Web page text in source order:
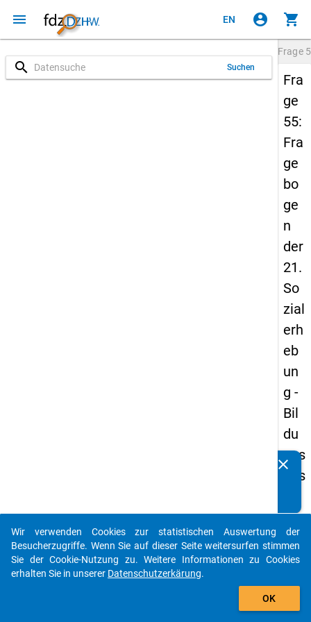
menu EN account_circle shopping_cart
search Suchen
Frage
Fra
ge
55:
Fra
ge
bo
ge
n
der
21.
So
zial
erh
eb
un
g -
Bil
du
ngs
aus
der
(in
ne
Details
clear
auto_stories
add_shopping_cart
Wir verwenden Cookies zur statistischen Auswertung der
Besucherzugriffe. Wenn Sie auf dieser Seite weitersurfen stimmen
Sie der Cookie-Nutzung zu. Weitere Informationen zu Cookies
erhalten Sie in unserer Datenschutzerkärung.
OK